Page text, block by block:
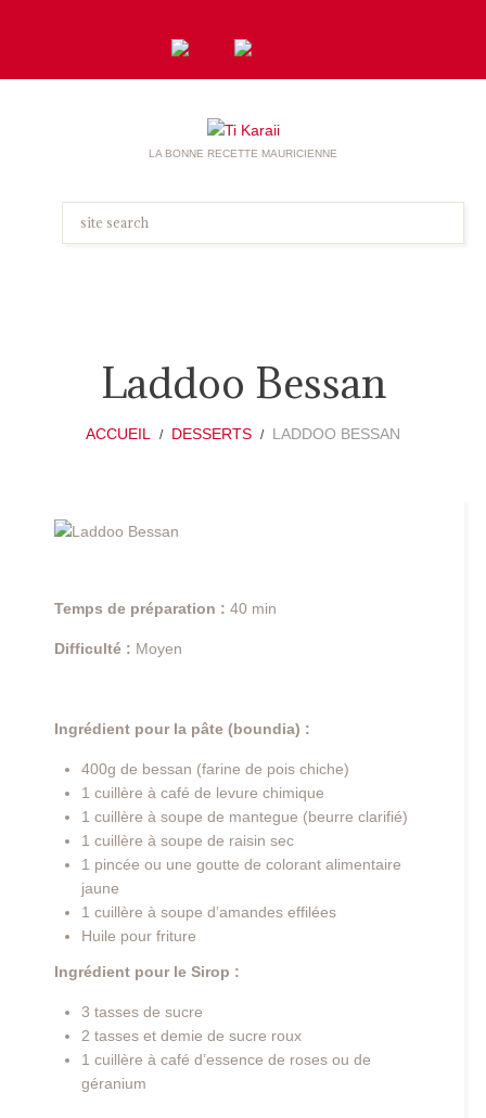
LA BONNE RECETTE MAURICIENNE
Laddoo Bessan
ACCUEIL DESSERTS LADDOO BESSAN
Temps de préparation : 40 min
Difficulté : Moyen
Ingrédient pour la pâte (boundia) :
400g de bessan (farine de pois chiche)
1 cuillère à café de levure chimique
1 cuillère à soupe de mantegue (beurre clarifié)
1 cuillère à soupe de raisin sec
1 pincée ou une goutte de colorant alimentaire
jaune
1 cuillère à soupe d’amandes effilées
Huile pour friture
Ingrédient pour le Sirop :
3 tasses de sucre
2 tasses et demie de sucre roux
1 cuillère à café d’essence de roses ou de
géranium